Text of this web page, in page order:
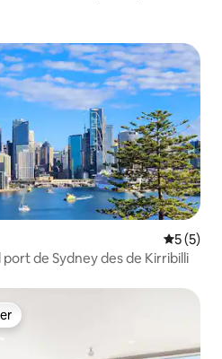
5 de
5 (5)
de Sydney des de Kirribilli
viatgers